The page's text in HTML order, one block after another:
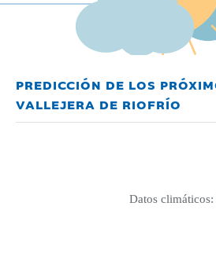
PREDICCIÓN DE LOS
VALLEJERA DE RIOFRÍO
Datos climáticos: